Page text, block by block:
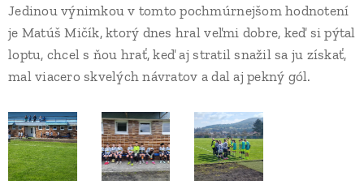
Jedinou výnimkou v tomto pochmúrnejšom hodnotení
je Matúš Mičík, ktorý dnes hral veľmi dobre, keď si pýtal
loptu, chcel s ňou hrať, keď aj stratil snažil sa ju získať,
mal viacero skvelých návratov a dal aj pekný gól.